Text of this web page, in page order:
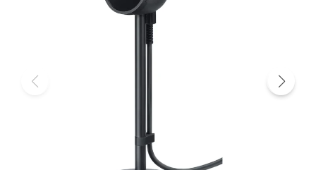
Celulares, Relojes y Tablets